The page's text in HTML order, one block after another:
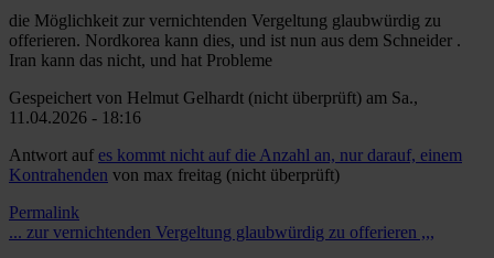
die Möglichkeit zur vernichtenden Vergeltung glaubwürdig zu
offerieren. Nordkorea kann dies, und ist nun aus dem Schneider .
Iran kann das nicht, und hat Probleme
Gespeichert von Helmut Gelhardt (nicht überprüft) am Sa.,
11.04.2026 - 18:16
Antwort auf es kommt nicht auf die Anzahl an, nur darauf, einem
Kontrahenden von max freitag (nicht überprüft)
Permalink
... zur vernichtenden Vergeltung glaubwürdig zu offerieren ,,,